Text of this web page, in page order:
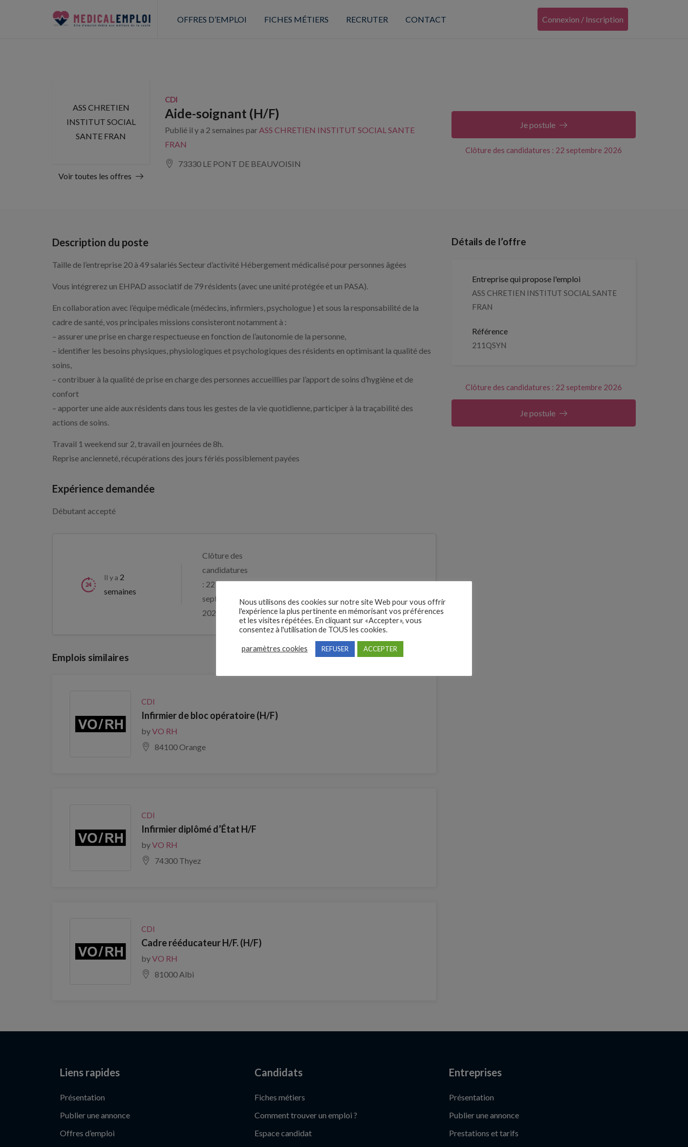
OFFRES D’EMPLOI FICHES MÉTIERS RECRUTER CONTACT Connexion / Inscription
ASS CHRETIEN
INSTITUT SOCIAL
SANTE FRAN
Voir toutes les offres
CDI
Aide-soignant (H/F)
Publié il y a 2 semaines parASS CHRETIEN INSTITUT SOCIAL SANTE
FRAN
73330 LE PONT DE BEAUVOISIN
Clôture des candidatures : 22 septembre 2026
Je postule
Description du poste
Taille de l’entreprise 20 à 49 salariés Secteur d’activité Hébergement médicalisé pour personnes âgées
Vous intégrerez un EHPAD associatif de 79 résidents (avec une unité protégée et un PASA).
En collaboration avec l’équipe médicale (médecins, infirmiers, psychologue ) et sous la responsabilité de la
cadre de santé, vos principales missions consisteront notamment à :
– assurer une prise en charge respectueuse en fonction de l’autonomie de la personne,
– identifier les besoins physiques, physiologiques et psychologiques des résidents en optimisant la qualité des
soins,
– contribuer à la qualité de prise en charge des personnes accueillies par l’apport de soins d’hygiène et de
confort
– apporter une aide aux résidents dans tous les gestes de la vie quotidienne, participer à la traçabilité des
actions de soins.
Travail 1 weekend sur 2, travail en journées de 8h.
Reprise ancienneté, récupérations des jours fériés possiblement payées
Expérience demandée
Débutant accepté
Il y a 2
semaines
Clôture des
candidatures
: 22
septembre
2026
Je postule
Emplois similaires
CDI
Infirmier de bloc opératoire (H/F)
byVO RH
84100 Orange
CDI
Infirmier diplômé d’État H/F
byVO RH
74300 Thyez
CDI
Cadre rééducateur H/F. (H/F)
byVO RH
81000 Albi
Détails de l’offre
Entreprise qui propose l'emploi
ASS CHRETIEN INSTITUT SOCIAL SANTE
FRAN
Référence
211QSYN
Clôture des candidatures : 22 septembre 2026
Je postule
Liens rapides
Présentation
Publier une annonce
Offres d’emploi
Candidats
Fiches métiers
Comment trouver un emploi ?
Espace candidat
Entreprises
Présentation
Publier une annonce
Prestations et tarifs
Nous utilisons des cookies sur notre site Web pour vous offrir
l'expérience la plus pertinente en mémorisant vos préférences
et les visites répétées. En cliquant sur «Accepter», vous
consentez à l'utilisation de TOUS les cookies.
paramètres cookies REFUSER ACCEPTER